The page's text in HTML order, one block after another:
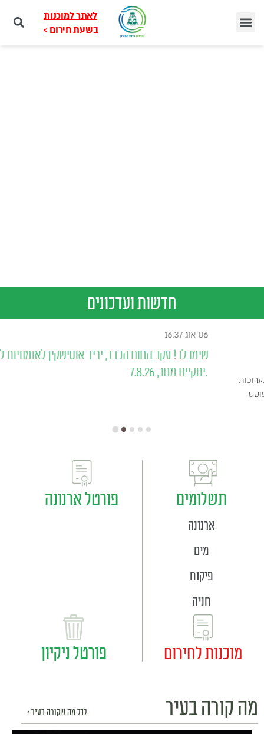
לאתר למוכנות
בשעת חירום >
חדשות ועדכונים
עדכון פתיחת תערוכות חדשות בגלריות
נעילת התערוכות בגלריה, בפוסט ובגלריית החוצות - ופתיחה תערוכות
חדשות נעילת תערוכה בגלריית הפוסט Face it, ב25 ביולי. פתיחה
תשלומים
ארנונה
מים
פיקוח
חניה
פורטל ארנונה
מוכנות לחירום פורטל ניקיון
מה קורה בעיר לכל מה שקורה בעיר >